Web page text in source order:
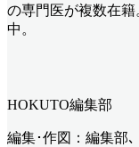
の専門医が複数在
中。
HOKUTO編集部
編集･作図：編集部